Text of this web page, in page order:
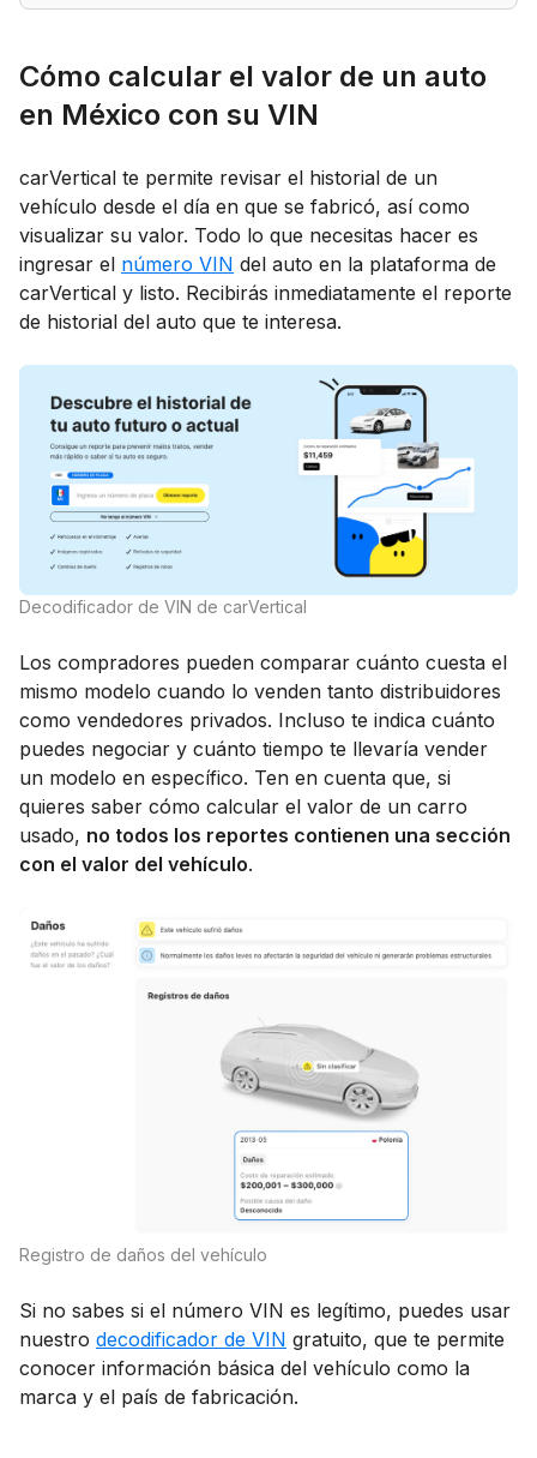
Cómo calcular el valor de un auto
en México con su VIN
carVertical te permite revisar el historial de un
vehículo desde el día en que se fabricó, así como
visualizar su valor. Todo lo que necesitas hacer es
ingresar el número VIN del auto en la plataforma de
carVertical y listo. Recibirás inmediatamente el reporte
de historial del auto que te interesa.
Decodificador de VIN de carVertical
Los compradores pueden comparar cuánto cuesta el
mismo modelo cuando lo venden tanto distribuidores
como vendedores privados. Incluso te indica cuánto
puedes negociar y cuánto tiempo te llevaría vender
un modelo en específico. Ten en cuenta que, si
quieres saber cómo calcular el valor de un carro
usado, no todos los reportes contienen una sección
con el valor del vehículo.
Registro de daños del vehículo
Si no sabes si el número VIN es legítimo, puedes usar
nuestro decodificador de VIN gratuito, que te permite
conocer información básica del vehículo como la
marca y el país de fabricación.